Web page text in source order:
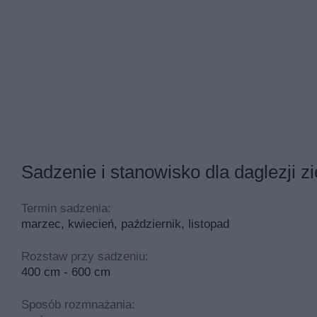
Uprawa daglezji w zasadzie nie wymaga cięcia, ale warto
posadzeniu nie musisz przycinać drzewek, ponieważ ich
Systematyczne i regularne cięcie jest podstawą do tego,
wymiarach to około 70 cm. Możesz je skracać mniej
Sadzenie i stanowisko dla daglezji
Termin sadzenia:
marzec, kwiecień, październik, listopad
Rozstaw przy sadzeniu:
400 cm - 600 cm
Sposób rozmnażania: